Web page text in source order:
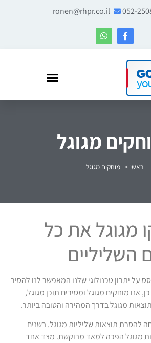
052-
ronen@rhpr.co.il
מגוגל
ראשי > מוחקים מגוגל
מגוגל את כל
השליליים
על יתרון טכנולוגי שלנו המאפשר לנו להסיר
אנו מוחקים מגוגל ומסירים תוכן מגוגל,
מגוגל בדרך המהירה והטובה ביותר.
להסרת תוצאות שליליות מגוגל. בשנים
מגוגל הפכה למאד מבוקשת. מצד אחד